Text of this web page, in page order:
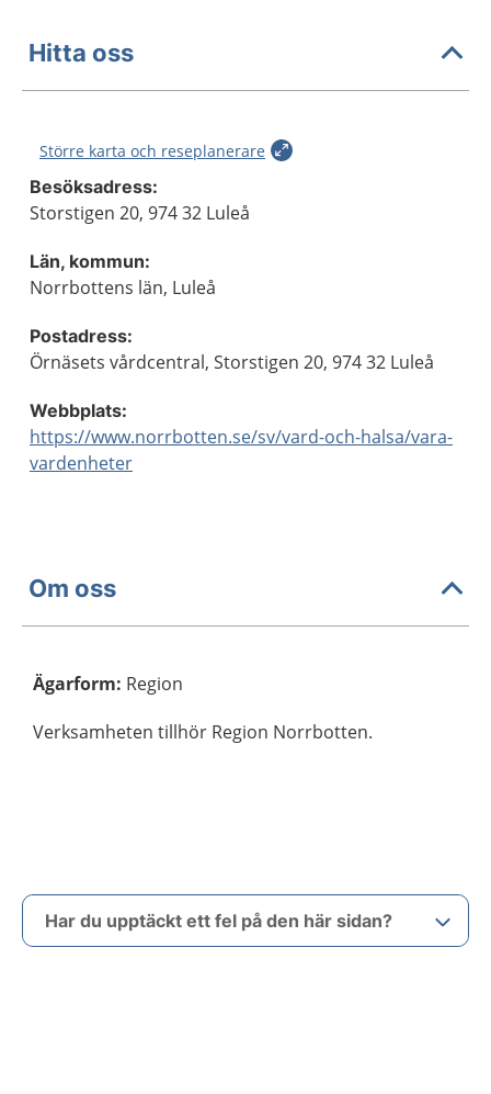
Hitta oss
Större karta och reseplanerare
Besöksadress:
Storstigen 20, 974 32 Luleå
Län, kommun:
Norrbottens län, Luleå
Postadress:
Örnäsets vårdcentral, Storstigen 20, 974 32 Luleå
Webbplats:
https://www.norrbotten.se/sv/vard-och-halsa/vara-
vardenheter
Om oss
Ägarform: Region
Verksamheten tillhör Region Norrbotten.
Har du upptäckt ett fel på den här sidan?